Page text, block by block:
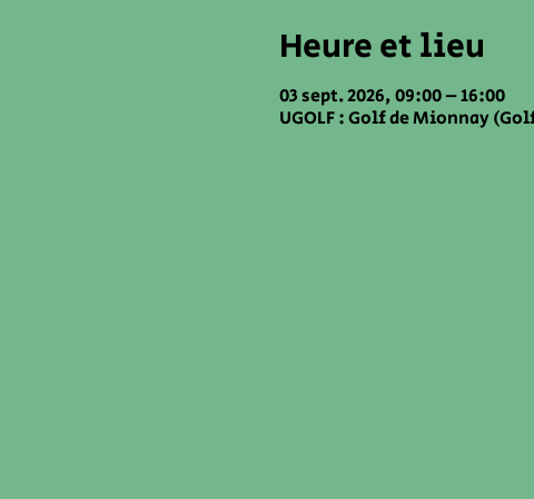
Heure et lieu
03 sept. 2026, 09:00 – 16:00
UGOLF : Golf de Mionnay